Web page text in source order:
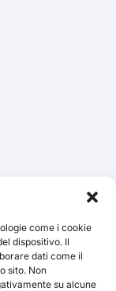
come i cookie
dispositivo. Il
dati come il
sito. Non
su alcune
Cerca